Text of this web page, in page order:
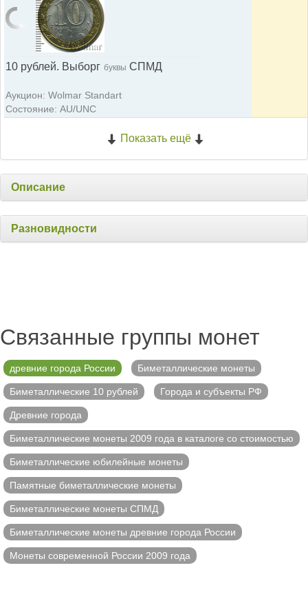
10 рублей. Выборг буквы СПМД
Аукцион: Wolmar Standart
Состояние: AU/UNC
Показать ещё
Описание
Разновидности
Связанные группы монет
древние города России Биметаллические монеты
Биметаллические 10 рублей Города и субъекты РФ
Древние города
Биметаллические монеты 2009 года в каталоге со стоимостью
Биметаллические юбилейные монеты
Памятные биметаллические монеты
Биметаллические монеты СПМД
Биметаллические монеты древние города России
Монеты современной России 2009 года